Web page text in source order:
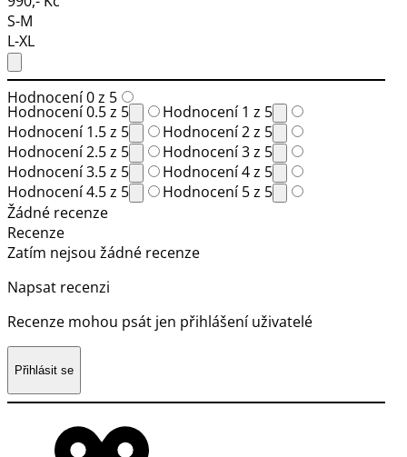
S-M
L-XL
Hodnocení 0 z 5
Hodnocení 0.5 z 5
Hodnocení 1 z 5
Hodnocení 1.5 z 5
Hodnocení 2 z 5
Hodnocení 2.5 z 5
Hodnocení 3 z 5
Hodnocení 3.5 z 5
Hodnocení 4 z 5
Hodnocení 4.5 z 5
Hodnocení 5 z 5
Žádné recenze
Recenze
Zatím nejsou žádné recenze
Napsat recenzi
Recenze mohou psát jen přihlášení uživatelé
Přihlásit se